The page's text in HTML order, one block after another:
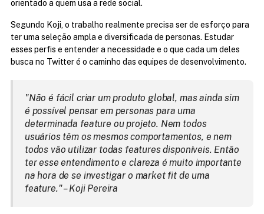
orientado a quem usa a rede social.
Segundo Koji, o trabalho realmente precisa ser de esforço para
ter uma seleção ampla e diversificada de personas. Estudar
esses perfis e entender a necessidade e o que cada um deles
busca no Twitter é o caminho das equipes de desenvolvimento.
"Não é fácil criar um produto global, mas ainda sim
é possível pensar em personas para uma
determinada feature ou projeto. Nem todos
usuários têm os mesmos comportamentos, e nem
todos vão utilizar todas features disponíveis. Então
ter esse entendimento e clareza é muito importante
na hora de se investigar o market fit de uma
feature." – Koji Pereira